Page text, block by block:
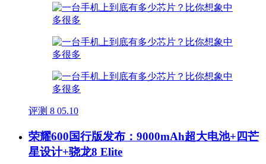
评测 8 05.10
荣耀600国行版发布：9000mAh超大电池+四芒
星设计+骁龙8 Elite